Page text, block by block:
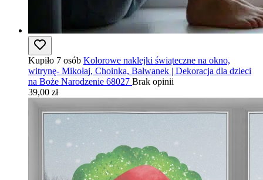
Kupiło 7 osób Kolorowe naklejki świąteczne na okno,
witrynę- Mikołaj, Choinka, Bałwanek | Dekoracja dla dzieci
na Boże Narodzenie 68027 Brak opinii
39,00 zł